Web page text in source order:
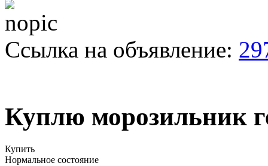
Ссылка на объявление:
Куплю морозильник
Купить
Нормальное состояние